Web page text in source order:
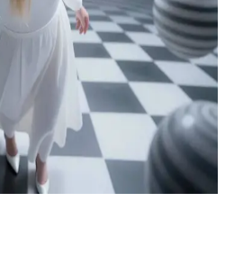
paralelas
diversos mundos paralelos utilizando
El usuario es su compañero en
exploran una nueva dimensión